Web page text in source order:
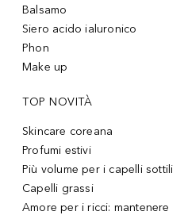
Balsamo
Siero acido ialuronico
Phon
Make up
TOP NOVITÀ
Skincare coreana
Profumi estivi
Più volume per i capelli sottili
Capelli grassi
Amore per i ricci: mantenere